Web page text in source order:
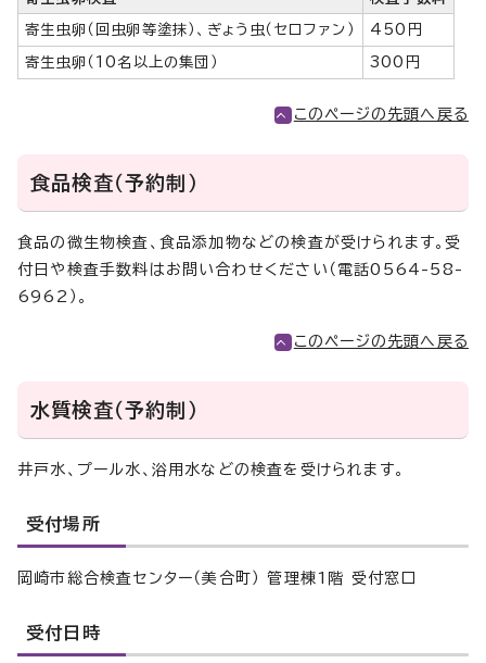
寄生虫卵（回虫卵等塗抹）、ぎょう虫（セロファン） 450円
寄生虫卵（10名以上の集団） 300円
このページの先頭へ戻る
食品検査（予約制）
食品の微生物検査、食品添加物などの検査が受けられます。受
付日や検査手数料はお問い合わせください（電話0564-58-
6962）。
このページの先頭へ戻る
水質検査（予約制）
井戸水、プール水、浴用水などの検査を受けられます。
受付場所
岡崎市総合検査センター（美合町） 管理棟1階 受付窓口
受付日時